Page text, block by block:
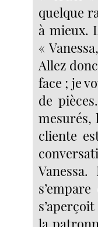
quelque
à mieux.
«
Allez
face ; je
de
mesurés,
cliente
la